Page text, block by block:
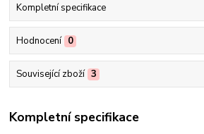
Kompletní specifikace
Hodnocení 0
Související zboží 3
Kompletní specifikace